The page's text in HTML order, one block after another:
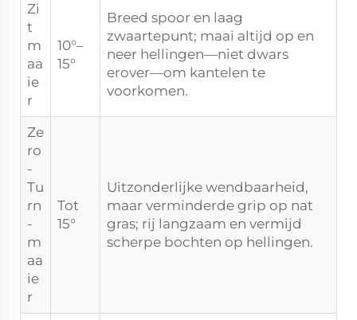
Zi
t
m
aa
ie
r
10°–
15°
Breed spoor en laag
zwaartepunt; maai altijd op en
neer hellingen—niet dwars
erover—om kantelen te
voorkomen.
Ze
ro
-
Tu
rn
-
m
aa
ie
r
Tot
15°
Uitzonderlijke wendbaarheid,
maar verminderde grip op nat
gras; rij langzaam en vermijd
scherpe bochten op hellingen.